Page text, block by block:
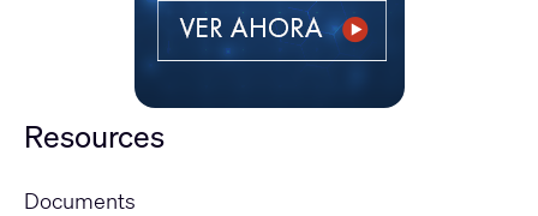
Resources
Documents